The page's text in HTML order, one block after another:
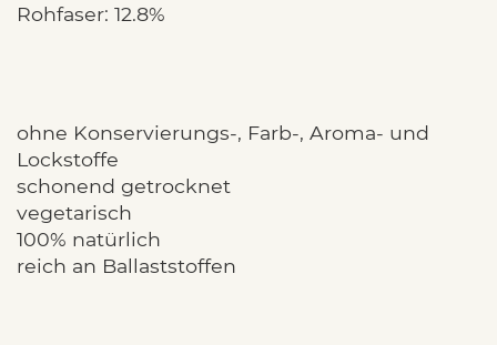
Rohfaser: 12.8%
ohne Konservierungs-, Farb-, Aroma- und
Lockstoffe
schonend getrocknet
vegetarisch
100% natürlich
reich an Ballaststoffen